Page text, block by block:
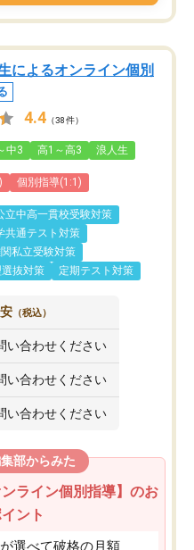
によるオンライン個別
4.4 （38件）
中3 高1～高3 浪人生
個別指導(1:1)
立中高一貫校受験対策
共通テスト対策
私立受験対策
抜対策
定期テスト対策
（税込）
い合わせください
い合わせください
い合わせください
部からみた
ライン個別指導】のお
ント
選べて破格の月額